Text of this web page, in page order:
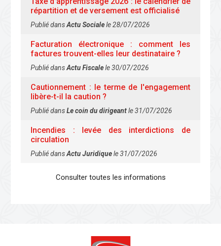
répartition et de versement est officialisé
Publié dansActu Socialele 28/07/2026
Facturation électronique : comment les
factures trouvent-elles leur destinataire ?
Publié dansActu Fiscalele 30/07/2026
Cautionnement : le terme de l'engagement
libère-t-il la caution ?
Publié dansLe coin du dirigeantle 31/07/2026
Incendies : levée des interdictions de
circulation
Publié dansActu Juridiquele 31/07/2026
Consulter toutes les informations